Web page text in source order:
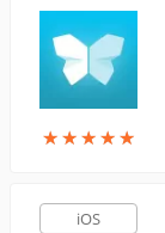
★★★★★
★★★★★
iOS